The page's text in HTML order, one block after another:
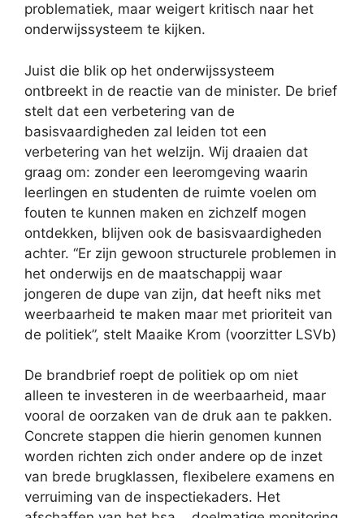
problematiek, maar weigert kritisch naar het
onderwijssysteem te kijken.
Juist die blik op het onderwijssysteem
ontbreekt in de reactie van de minister. De brief
stelt dat een verbetering van de
basisvaardigheden zal leiden tot een
verbetering van het welzijn. Wij draaien dat
graag om: zonder een leeromgeving waarin
leerlingen en studenten de ruimte voelen om
fouten te kunnen maken en zichzelf mogen
ontdekken, blijven ook de basisvaardigheden
achter. “Er zijn gewoon structurele problemen in
het onderwijs en de maatschappij waar
jongeren de dupe van zijn, dat heeft niks met
weerbaarheid te maken maar met prioriteit van
de politiek”, stelt Maaike Krom (voorzitter LSVb)
De brandbrief roept de politiek op om niet
alleen te investeren in de weerbaarheid, maar
vooral de oorzaken van de druk aan te pakken.
Concrete stappen die hierin genomen kunnen
worden richten zich onder andere op de inzet
van brede brugklassen, flexibelere examens en
verruiming van de inspectiekaders. Het